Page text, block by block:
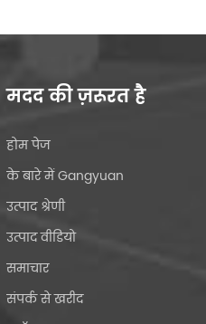
मदद की ज़रूरत है
होम पेज
के बारे में Gangyuan
उत्पाद श्रेणी
उत्पाद वीडियो
समाचार
संपर्क से खरीद